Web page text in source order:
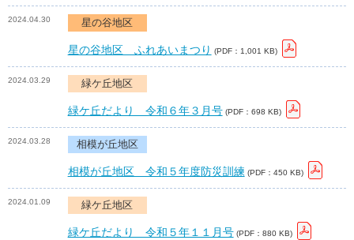
2024.04.30 星の谷地区
星の谷地区 ふれあいまつり (PDF：1,001 KB)
2024.03.29 緑ケ丘地区
緑ケ丘だより 令和６年３月号 (PDF：698 KB)
2024.03.28 相模が丘地区
相模が丘地区 令和５年度防災訓練 (PDF：450 KB)
2024.01.09 緑ケ丘地区
緑ケ丘だより 令和５年１１月号 (PDF：880 KB)